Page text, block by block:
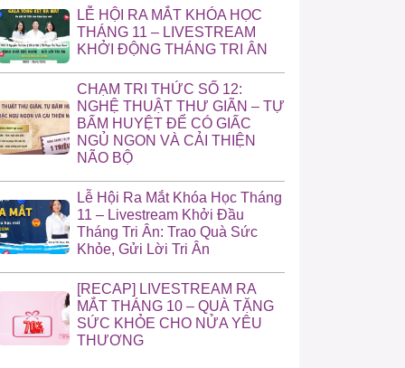
LỄ HỘI RA MẮT KHÓA HỌC
THÁNG 11 – LIVESTREAM
KHỞI ĐỘNG THÁNG TRI ÂN
CHẠM TRI THỨC SỐ 12:
NGHỆ THUẬT THƯ GIÃN – TỰ
BẤM HUYỆT ĐỂ CÓ GIẤC
NGỦ NGON VÀ CẢI THIỆN
NÃO BỘ
Lễ Hội Ra Mắt Khóa Học Tháng
11 – Livestream Khởi Đầu
Tháng Tri Ân: Trao Quà Sức
Khỏe, Gửi Lời Tri Ân
[RECAP] LIVESTREAM RA
MẮT THÁNG 10 – QUÀ TẶNG
SỨC KHỎE CHO NỬA YÊU
THƯƠNG